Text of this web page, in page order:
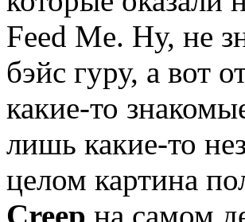
Feed Me. Ну, не
бэйс гуру, а вот
какие-то
лишь какие-то
целом картина
Creep на самом